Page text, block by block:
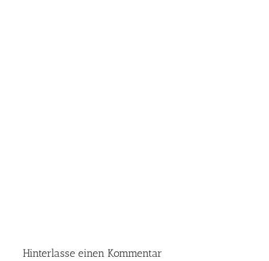
Hinterlasse einen Kommentar